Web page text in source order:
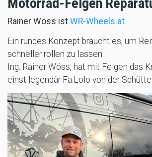
Rainer Wöss ist WR-Wheels.at
Ein rundes Konzept braucht es, um
schneller rollen zu lassen.
Ing. Rainer Wöss, hat mit Felgen das
einst legendär Fa.Lolo von der